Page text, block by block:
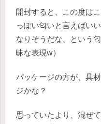
開封すると、この度は
っぽい匂いと言えばい
なりそうだな、という
昧な表現w）
パッケージの方が、具
ジかな？
思っていたより、混ぜ